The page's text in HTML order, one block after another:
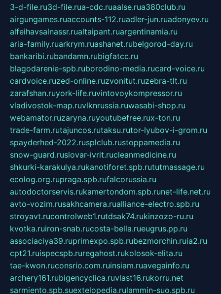
3-d-file.ru3d-file.rua-cdc.ruaalse.rua380club.ru
airgungames.ruaccounts-112.ruadler-jun.ruadonyev.ru
alfeihavsalnassr.rualtaipant.ruargentinamia.ru
aria-family.ruarkrym.ruashanet.rubelgorod-day.ru
bankaribi.rubandamn.rubigfatcc.ru
blagodarenie-spb.ruborodino-media.rucard-voice.ru
cardvoice.ruzed-online.ruzvonitut.ruzebra-tlt.ru
zarafshan.ruyork-life.ruvintovoykompressor.ru
vladivostok-map.ruvlknrussia.ruwasabi-shop.ru
webamator.ruzaryna.ruyoutubefree.rux-ton.ru
trade-farm.rutajuncos.rutaksu.rutor-lyubov-i-grom.ru
spayderhed-2022.rusplclub.rustoppamedia.ru
snow-guard.ruslovar-ivrit.rucleanmedicine.ru
shkurki-karakulya.rukanotiforet.spb.rututmassage.ru
ecolog.org.rupraga.spb.rufalcorussia.ru
autodoctorservis.rukamertondom.spb.runet-life.net.ru
avto-vozim.rusakhcamera.rualliance-electro.spb.ru
stroyavt.rucontrolweb1.rutdsak74.rukinzozo-ru.ru
kvotka.ruiron-snab.rucosta-bella.rueugrus.pp.ru
associaciya39.ruprimexpo.spb.rubezmorchin.ruia2.ru
cpt21.ruispecspb.ruregahost.rukolosok-elita.ru
tae-kwon.ruconsrio.com.ruinsiam.ruavegainfo.ru
archery161.rubigencyclica.ruvlast16.rukorru.net
sarmiento.spb.suextelopedia.rulammin-suo.spb.ru